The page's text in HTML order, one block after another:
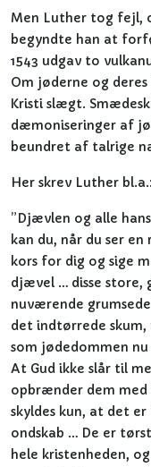
Men Luther tog fejl,
begyndte han at
1543 udgav to
Om jøderne og
Kristi slægt.
dæmoniseringer af
beundret af talrige
Her skrev Luther bl.a.:
”Djævlen og alle
kan du, når du ser
kors for dig og sige
djævel … disse store,
nuværende
det indtørrede skum,
som jødedommen
At Gud ikke slår til
opbrænder dem med
skyldes kun, at det
ondskab … De er
hele kristenheden,